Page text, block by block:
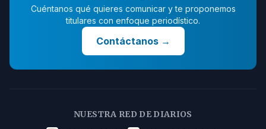
Cuéntanos qué quieres comunicar y te proponemos
titulares con enfoque periodístico.
Contáctanos→
NUESTRA RED DE DIARIOS